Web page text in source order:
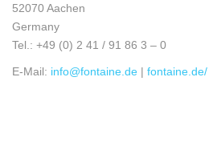
52070 Aachen
Germany
Tel.: +49 (0) 2 41 / 91 86 3 – 0
E-Mail: info@fontaine.de | fontaine.de/